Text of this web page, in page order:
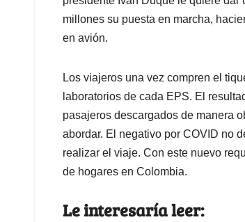
millones su puesta en marcha,
en avión.
Los viajeros una vez compren el
laboratorios de cada EPS. El
pasajeros descargados de manera
abordar. El negativo por COVID no
realizar el viaje. Con este nuevo
de hogares en Colombia.
Le interesaría leer: